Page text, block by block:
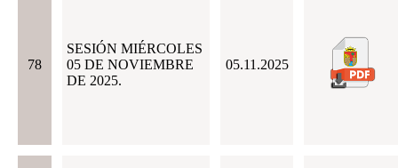
78
SESIÓN MIÉRCOLES
05 DE NOVIEMBRE
DE 2025.
05.11.2025